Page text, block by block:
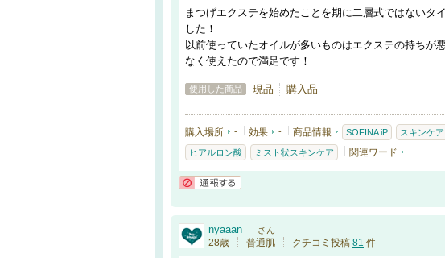
まつげエクステを始めたことを期に二層式ではないタ
した！
以前使っていたオイルが多いものはエクステの持ちが
なく使えたので満足です！
使用した商品 現品 購入品
購入場所 - 効果 - 商品情報 SOFINA iP スキンケ
ヒアルロン酸 ミスト状スキンケア 関連ワード -
nyaaan__ さん
28歳 普通肌 クチコミ投稿 81 件